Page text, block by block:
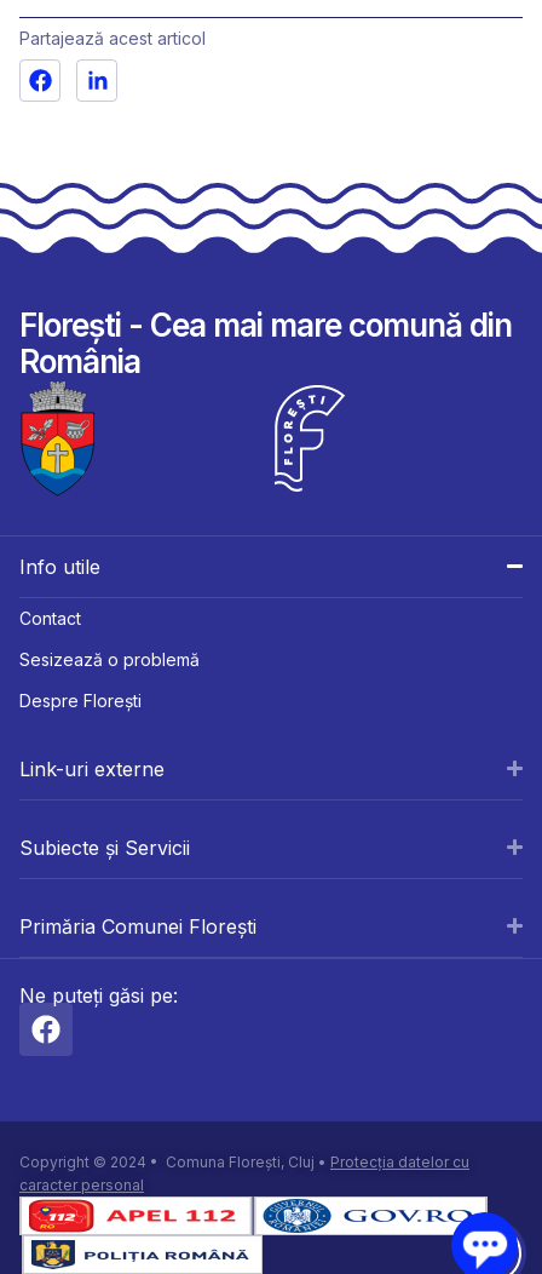
Partajează acest articol
Florești - Cea mai mare comună din
România
Info utile
Contact
Sesizează o problemă
Despre Florești
Link-uri externe
Subiecte și Servicii
Primăria Comunei Florești
Ne puteți găsi pe:
Copyright © 2024 • Comuna Florești, Cluj • Protecția datelor cu
caracter personal